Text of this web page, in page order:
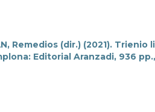
Remedios (dir.) (2021).
Editorial Aranzadi, 936